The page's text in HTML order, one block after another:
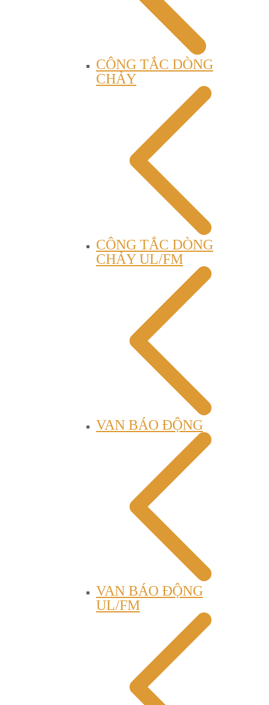
CÔNG TẮC DÒNG
CHẢY
CÔNG TẮC DÒNG
CHẢY UL/FM
VAN BÁO ĐỘNG
VAN BÁO ĐỘNG
UL/FM